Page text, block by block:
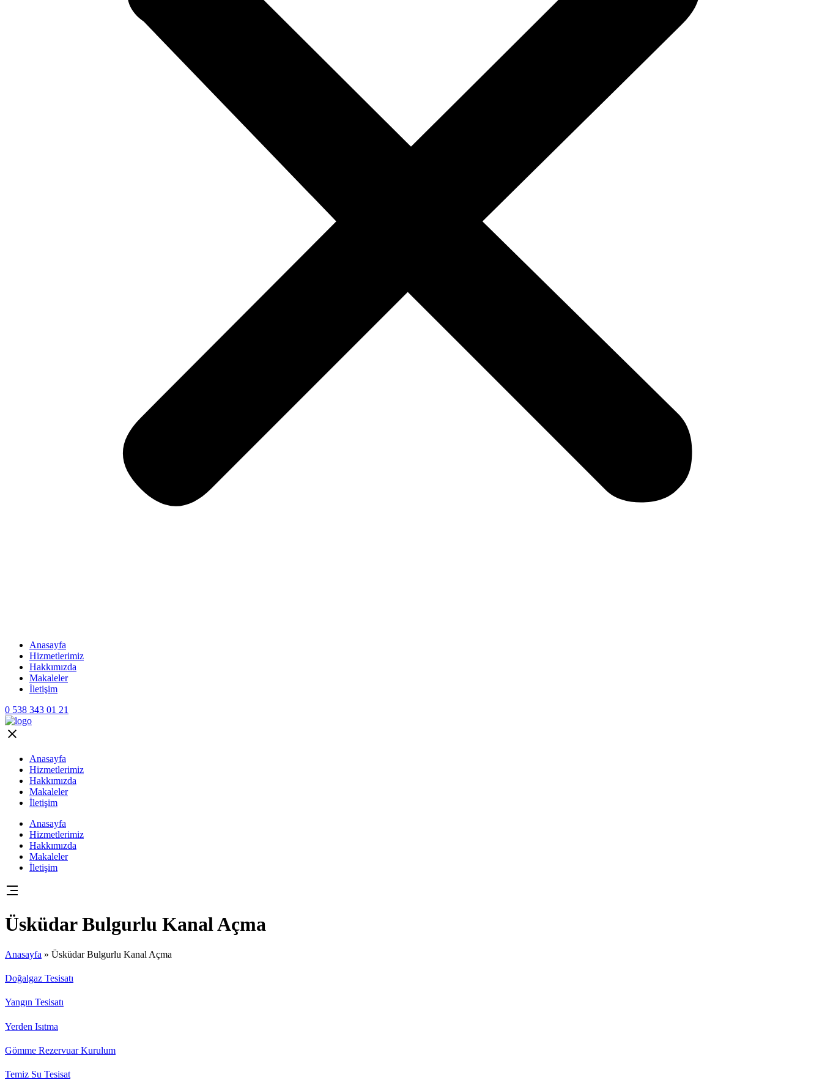
Anasayfa
Hizmetlerimiz
Hakkımızda
Makaleler
İletişim
0 538 343 01 21
Anasayfa
Hizmetlerimiz
Hakkımızda
Makaleler
İletişim
Anasayfa
Hizmetlerimiz
Hakkımızda
Makaleler
İletişim
Üsküdar Bulgurlu Kanal Açma
Anasayfa » Üsküdar Bulgurlu Kanal Açma
Doğalgaz Tesisatı
Yangın Tesisatı
Yerden Isıtma
Gömme Rezervuar Kurulum
Temiz Su Tesisat